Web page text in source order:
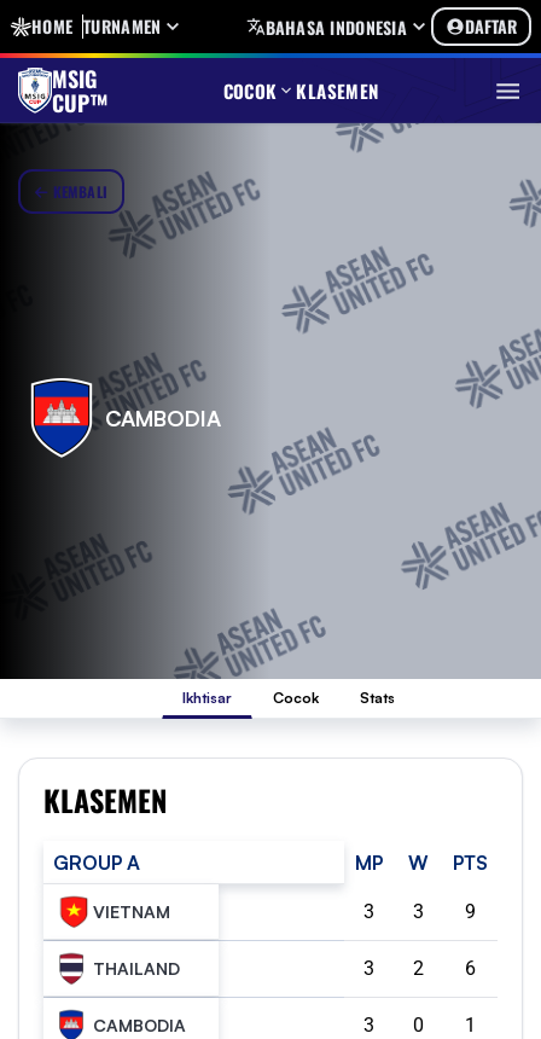
HOME TURNAMEN BAHASA INDONESIA DAFTAR
MSIG
CUP™ COCOK KLASEMEN
KEMBALI
CAMBODIA
Ikhtisar Cocok Stats
KLASEMEN
GROUP A MP W PTS
VIETNAM 3 3 9
THAILAND 3 2 6
CAMBODIA 3 0 1